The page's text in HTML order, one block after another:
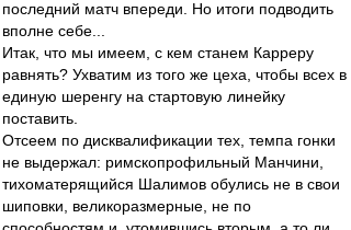
последний матч впереди. Но итоги подводить
вполне себе...
Итак, что мы имеем, с кем станем Карреру
равнять? Ухватим из того же цеха, чтобы всех в
единую шеренгу на стартовую линейку
поставить.
Отсеем по дисквалификации тех, темпа гонки
не выдержал: римскопрофильный Манчини,
тихоматерящийся Шалимов обулись не в свои
шиповки, великоразмерные, не по